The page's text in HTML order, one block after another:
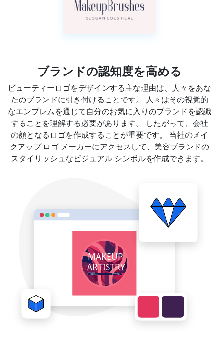
ブランドの認知度を高める
ビューティーロゴをデザインする主な理由は、人々をあな
たのブランドに引き付けることです。 人々はその視覚的
なエンブレムを通じて自分のお気に入りのブランドを認識
することを理解する必要があります。 したがって、会社
の顔となるロゴを作成することが重要です。 当社のメイ
クアップ ロゴ メーカーにアクセスして、美容ブランドの
スタイリッシュなビジュアル シンボルを作成できます。